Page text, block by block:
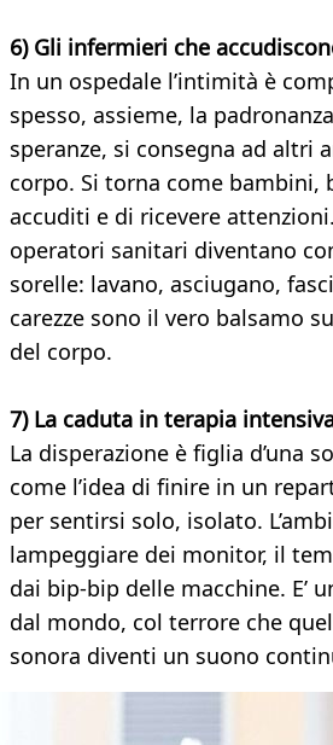
6) Gli infermieri che
In un ospedale l’intimità è
spesso, assieme, la
speranze, si consegna ad altri
corpo. Si torna come bambini,
accuditi e di ricevere
operatori sanitari diventano
sorelle: lavano, asciugano,
carezze sono il vero balsamo
del corpo.
7) La caduta in terapia
La disperazione è figlia d’una
come l’idea di finire in un
per sentirsi solo, isolato.
lampeggiare dei monitor, il
dai bip-bip delle macchine. E’
dal mondo, col terrore che
sonora diventi un suono